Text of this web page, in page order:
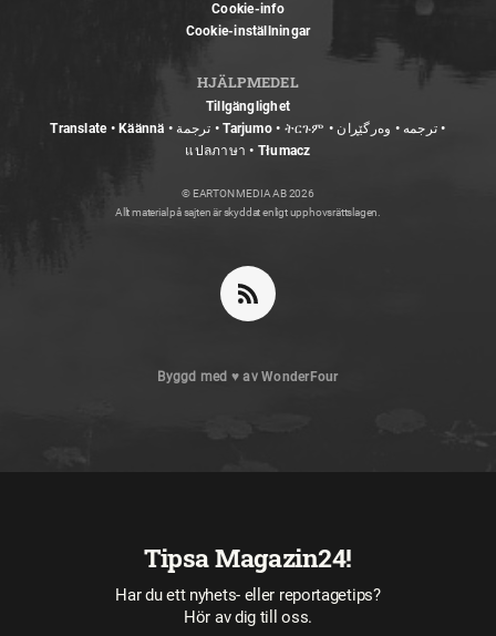
Cookie-info
Cookie-inställningar
HJÄLPMEDEL
Tillgänglighet
Translate • Käännä • ترجمة • Tarjumo • ትርጉም • ترجمه • وەرگێڕان •
แปลภาษา • Tłumacz
© EARTON MEDIA AB 2026
Allt material på sajten är skyddat enligt upphovsrättslagen.
Byggd med ♥ avWonderFour
Tipsa Magazin24!
Har du ett nyhets- eller reportagetips?
Hör av dig till oss.